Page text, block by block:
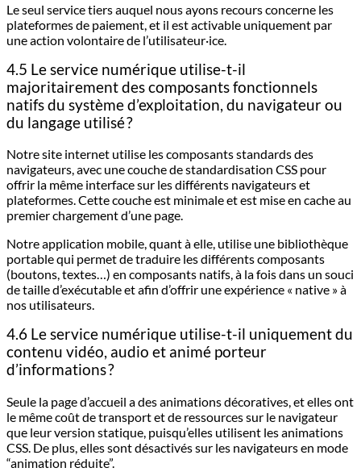
Le seul service tiers auquel nous ayons recours concerne les
plateformes de paiement, et il est activable uniquement par
une action volontaire de l’utilisateur·ice.
4.5 Le service numérique utilise-t-il
majoritairement des composants fonctionnels
natifs du système d’exploitation, du navigateur ou
du langage utilisé ?
Notre site internet utilise les composants standards des
navigateurs, avec une couche de standardisation CSS pour
offrir la même interface sur les différents navigateurs et
plateformes. Cette couche est minimale et est mise en cache au
premier chargement d’une page.
Notre application mobile, quant à elle, utilise une bibliothèque
portable qui permet de traduire les différents composants
(boutons, textes…) en composants natifs, à la fois dans un souci
de taille d’exécutable et afin d’offrir une expérience « native » à
nos utilisateurs.
4.6 Le service numérique utilise-t-il uniquement du
contenu vidéo, audio et animé porteur
d’informations ?
Seule la page d’accueil a des animations décoratives, et elles ont
le même coût de transport et de ressources sur le navigateur
que leur version statique, puisqu’elles utilisent les animations
CSS. De plus, elles sont désactivés sur les navigateurs en mode
“animation réduite”.